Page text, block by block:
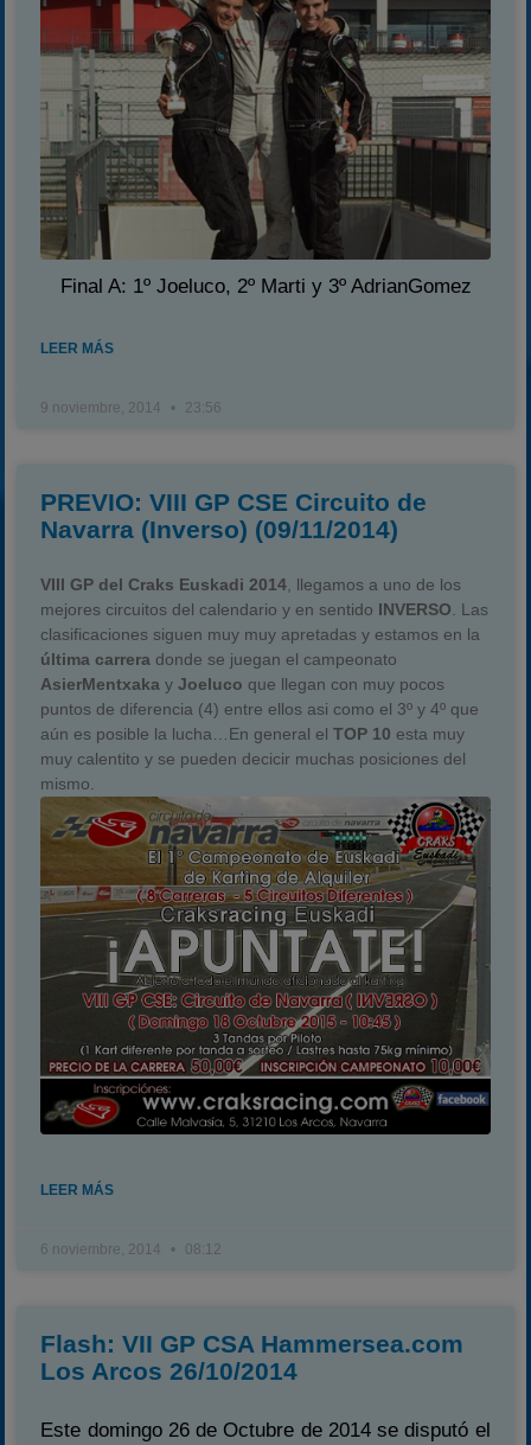
Final A: 1º Joeluco, 2º Marti y 3º AdrianGomez
LEER MÁS
9 noviembre, 2014 23:56
PREVIO: VIII GP CSE Circuito de
Navarra (Inverso) (09/11/2014)
VIII GP del Craks Euskadi 2014, llegamos a uno de los
mejores circuitos del calendario y en sentido INVERSO. Las
clasificaciones siguen muy muy apretadas y estamos en la
última carrera donde se juegan el campeonato
AsierMentxakayJoeluco que llegan con muy pocos
puntos de diferencia (4) entre ellos asi como el 3º y 4º que
aún es posible la lucha…En general elTOP 10 esta muy
muy calentito y se pueden decicir muchas posiciones del
mismo.
LEER MÁS
6 noviembre, 2014 08:12
Flash: VII GP CSA Hammersea.com
Los Arcos 26/10/2014
Este domingo 26 de Octubre de 2014 se disputó el